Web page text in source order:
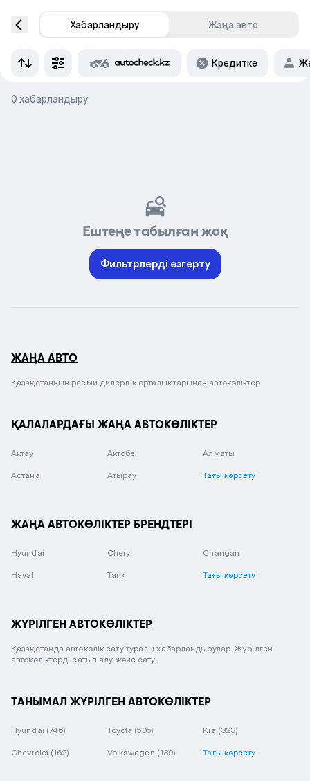
Хабарландыру Жаңа авто
Кредитке
0 хабарландыру
Ештеңе табылған жоқ
Фильтрлерді өзгерту
ЖАҢА АВТО
Қазақстанның ресми дилерлік орталықтарынан автокөліктер
ҚАЛАЛАРДАҒЫ ЖАҢА АВТОКӨЛІКТЕР
Актау Актобе Алматы
Астана Атырау Тағы көрсету
ЖАҢА АВТОКӨЛІКТЕР БРЕНДТЕРІ
Hyundai Chery Changan
Haval Tank Тағы көрсету
ЖҮРІЛГЕН АВТОКӨЛІКТЕР
Қазақстанда автокөлік сату туралы хабарландырулар. Жүрілген
автокөліктерді сатып алу және сату.
ТАНЫМАЛ ЖҮРІЛГЕН АВТОКӨЛІКТЕР
Hyundai (746) Toyota (505) Kia (323)
Chevrolet (162) Volkswagen (139) Тағы көрсету